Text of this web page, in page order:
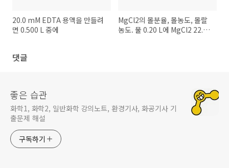
20.0 mM EDTA 용액을 만들려
면 0.500 L 중에
MgCl2의 몰분율, 몰농도, 몰랄
농도. 물 0.20 L에 MgCl2 22.4
댓글
좋은 습관
화학1, 화학2, 일반화학 강의노트, 환경기사, 화공기사 기
출문제 해설
구독하기